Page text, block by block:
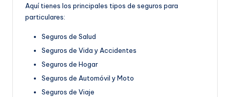
Aquí tienes los principales tipos de seguros para
particulares:
Seguros de Salud
Seguros de Vida y Accidentes
Seguros de Hogar
Seguros de Automóvil y Moto
Seguros de Viaje